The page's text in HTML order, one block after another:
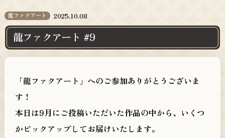
舞＆里山づくり
DANCE & VILLAGE
登場人物
製品情報
店舗別購入特典
PRIVILEGE
龍ファクアート 2025.10.08
龍ファクアート #9
「龍ファクアート」へのご参加ありがとうございま
す！
本日は9月にご投稿いただいた作品の中から、いくつ
かピックアップしてお届けいたします。